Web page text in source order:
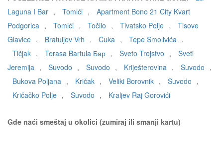
Laguna I Bar , Tomići ,
Apartment Bono 21 City Kvart
Podgorica , Tomići , Točilo , Tivatsko Polje ,
Tisove
Glavice , Bratuljev Vrh , Čuka , Tepe Smolivića ,
Tičjak , Terasa Bartula Бар , Sveto Trojstvo ,
Sveti
Jeremija , Suvodo , Suvodo , Kriješterovina , Suvodo ,
Bukova Poljana , Kričak , Veliki Borovnik , Suvodo ,
Kričačko Polje , Suvodo , Kraljev Raj Gorovići
Gde naći smeštaj u okolici (zumiraj ili smanji kartu)